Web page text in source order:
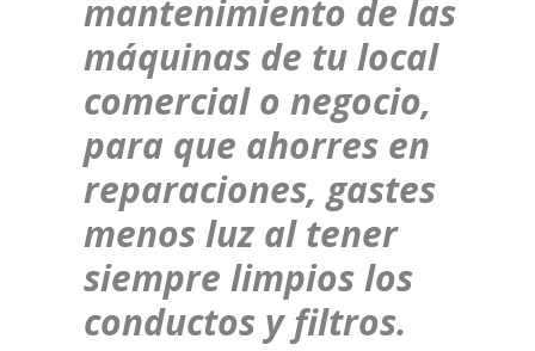
mantenimiento de las
máquinas de tu local
comercial o negocio,
para que ahorres en
reparaciones, gastes
menos luz al tener
siempre limpios los
conductos y filtros.